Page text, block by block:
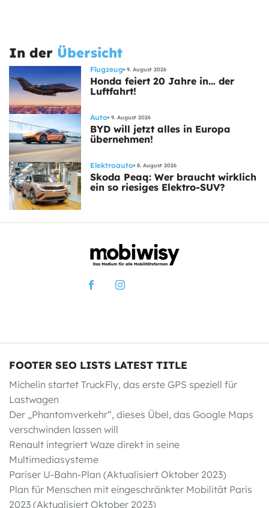
In der Übersicht
Flugzeug 9. August 2026
Honda feiert 20 Jahre in… der
Luftfahrt!
Auto 9. August 2026
BYD will jetzt alles in Europa
übernehmen!
Elektroauto 8. August 2026
Skoda Peaq: Wer braucht wirklich
ein so riesiges Elektro-SUV?
FOOTER SEO LISTS LATEST TITLE
Michelin startet TruckFly, das erste GPS speziell für
Lastwagen
Der „Phantomverkehr“, dieses Übel, das Google Maps
verschwinden lassen will
Renault integriert Waze direkt in seine
Multimediasysteme
Pariser U-Bahn-Plan (Aktualisiert Oktober 2023)
Plan für Menschen mit eingeschränkter Mobilität Paris
2023 (Aktualisiert Oktober 2023)